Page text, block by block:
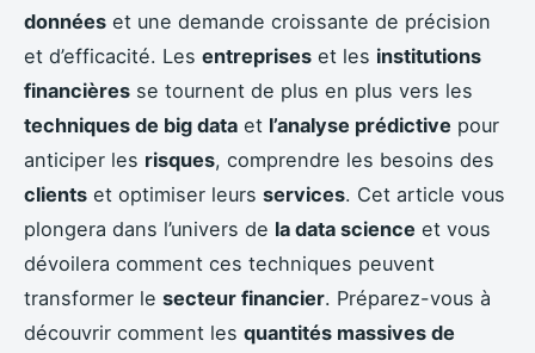
données et une demande croissante de précision
et d’efficacité. Les entreprises et les institutions
financières se tournent de plus en plus vers les
techniques de big data et l’analyse prédictive pour
anticiper les risques, comprendre les besoins des
clients et optimiser leurs services. Cet article vous
plongera dans l’univers de la data science et vous
dévoilera comment ces techniques peuvent
transformer le secteur financier. Préparez-vous à
découvrir comment les quantités massives de